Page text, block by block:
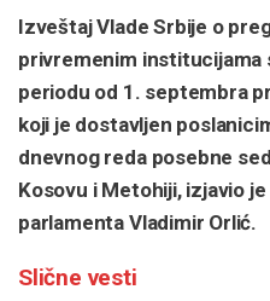
Izveštaj Vlade Srbije o
privremenim institucijama
periodu od 1. septembra
koji je dostavljen
dnevnog reda posebne
Kosovu i Metohiji, izjavio
parlamenta Vladimir Orlić.
Slične vesti